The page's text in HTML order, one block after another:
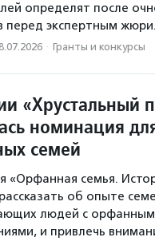
определят после
перед экспертным жюри.
· Гранты и конкурсы
«Хрустальный
номинация
семей
«Орфанная семья.
об опыте
людей с
и привлечь